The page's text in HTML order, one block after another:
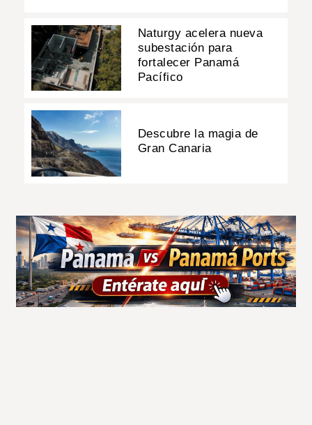
Naturgy acelera nueva
subestación para
fortalecer Panamá
Pacífico
Descubre la magia de
Gran Canaria